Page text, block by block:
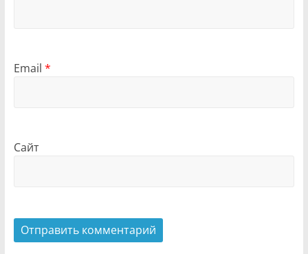
Email *
Сайт